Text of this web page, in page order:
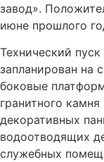
завод».
июне прошлого
Технический
запланирован на
боковые
гранитного
декоративных
водоотводящих
служебных